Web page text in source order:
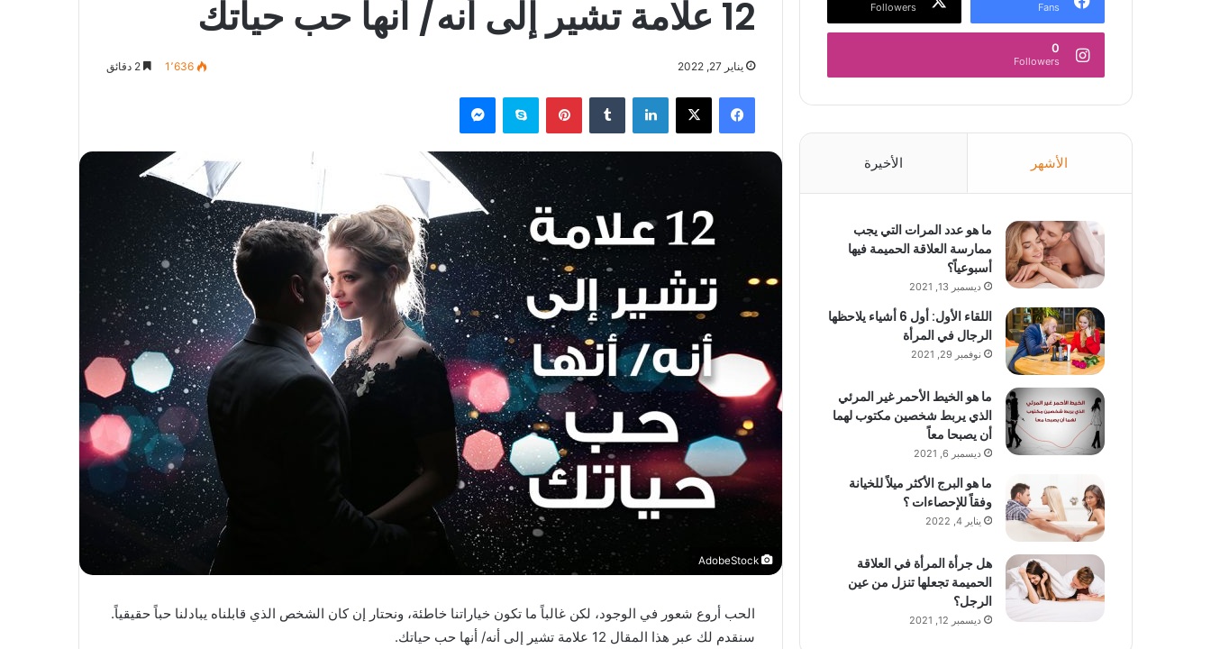
12 علامة تشير إلى أنه/ أنها حب حياتك
يناير 27, 2022 1٬636
فيسبوك X لينكدإن بينتيريستسكايب ماسنجر
الحب أروع شعور في الوجود، لكن غالباً ما تكون خياراتنا خاطئة، ونحتار إن كان الشخص الذي قابلناه يبادلنا حباً حقيقياً.
سنقدم لك عبر هذا المقال 12 علامة تشير إلى أنه/ أنها حب حياتك.
Fans
Followers
0
Followers
الأشهر الأخيرة
ما هو عدد المرات التي يجب
ممارسة العلاقة الحميمة فيها
أسبوعياً؟
ديسمبر 13, 2021
اللقاء الأول: أول 6 أشياء يلاحظها
الرجال في المرأة
نوفمبر 29, 2021
ما هو الخيط الأحمر غير المرئي
الذي يربط شخصين مكتوب لهما
أن يصبحا معاً
ديسمبر 6, 2021
ما هو البرج الأكثر ميلاً للخيانة
وفقاً للإحصاءات ؟
يناير 4, 2022
هل جرأة المرأة في العلاقة
الحميمة تجعلها تنزل من عين
الرجل؟
ديسمبر 12, 2021